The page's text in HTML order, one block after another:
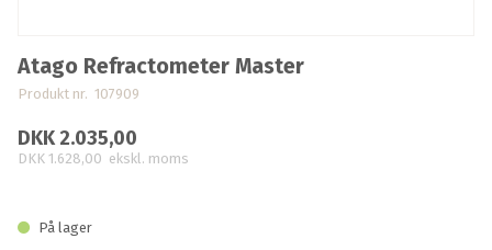
Atago Refractometer Master
Produkt nr. 107909
DKK 2.035,00
DKK 1.628,00 ekskl. moms
På lager